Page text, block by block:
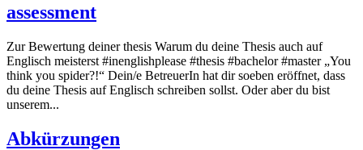
assessment
Zur Bewertung deiner thesis Warum du deine Thesis auch auf
Englisch meisterst #inenglishplease #thesis #bachelor #master „You
think you spider?!“ Dein/e BetreuerIn hat dir soeben eröffnet, dass
du deine Thesis auf Englisch schreiben sollst. Oder aber du bist
unserem...
Abkürzungen